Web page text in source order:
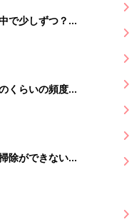
で少しずつ？ま
さんの人生相談
くらいの頻度で
ってから一度
除ができない
リがたまってい